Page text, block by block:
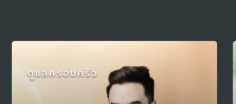
ดูแลครอบครัว